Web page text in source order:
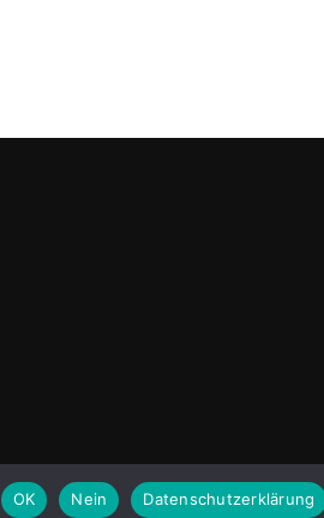
OK Nein Datenschutzerklärung